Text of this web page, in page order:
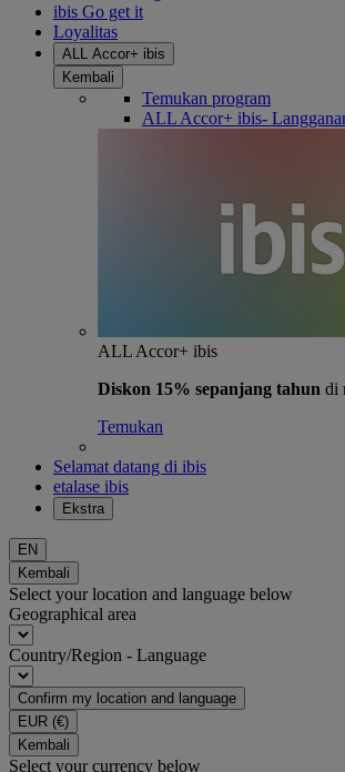
ibis Go get it
Loyalitas
ALL Accor+ ibis
Kembali
Temukan program
ALL Accor+ ibis-
ALL Accor+ ibis
Diskon 15% sepanjang tahun di
Temukan
Selamat datang di ibis
etalase ibis
Ekstra
EN
Kembali
Select your location and language below
Geographical area
Country/Region - Language
Confirm my location and language
EUR (€)
Kembali
Select your currency below